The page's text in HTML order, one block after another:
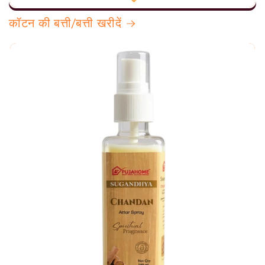
कॉटन की बत्ती/बत्ती खरीदें